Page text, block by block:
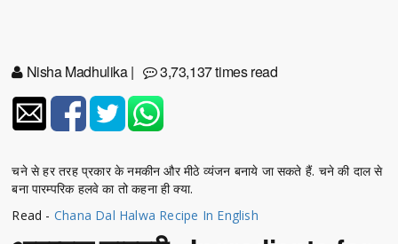
Nisha Madhulika| 3,73,137 times read
चने से हर तरह प्रकार के नमकीन और मीठे व्यंजन बनाये जा सकते हैं. चने की दाल से
बना पारम्परिक हलवे का तो कहना ही क्या.
Read - Chana Dal Halwa Recipe In English